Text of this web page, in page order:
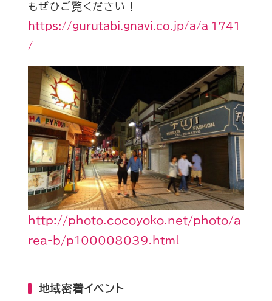
もぜひご覧ください！
https://gurutabi.gnavi.co.jp/a/a_1741
/
http://photo.cocoyoko.net/photo/a
rea-b/p100008039.html
地域密着イベント